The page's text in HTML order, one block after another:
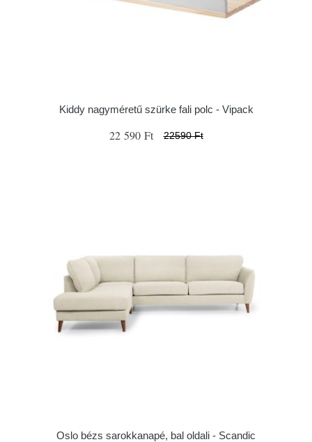
Kiddy nagyméretű szürke fali polc - Vipack
22 590 Ft 22590 Ft
Oslo bézs sarokkanapé, bal oldali - Scandic